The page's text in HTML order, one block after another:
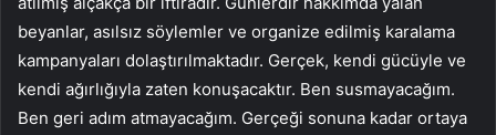
beyanlar, asılsız söylemler ve organize edilmiş karalama
kampanyaları dolaştırılmaktadır. Gerçek, kendi gücüyle ve
kendi ağırlığıyla zaten konuşacaktır. Ben susmayacağım.
Ben geri adım atmayacağım. Gerçeği sonuna kadar ortaya